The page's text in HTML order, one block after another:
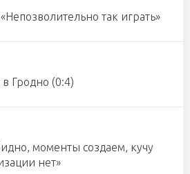
так играть»
Гродно (0:4)
моменты создаем, кучу
нет»